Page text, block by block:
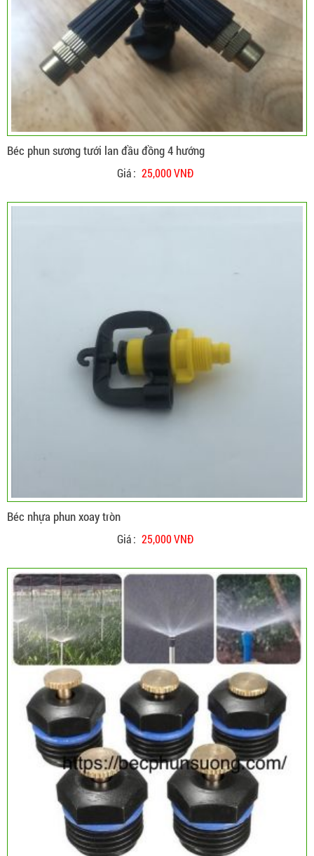
Béc phun sương tưới lan đầu đồng 4 hướng
Giá : 25,000 VNĐ
Béc nhựa phun xoay tròn
Giá : 25,000 VNĐ